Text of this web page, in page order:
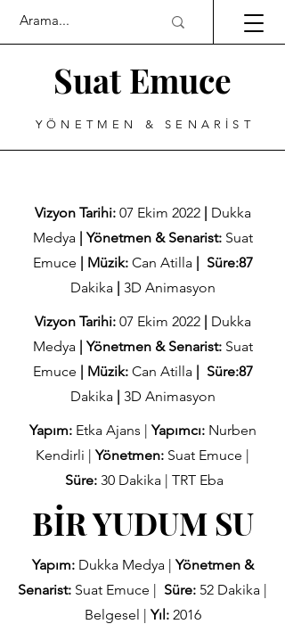
Suat Emuce
YÖNETMEN & SENARİST
Vizyon Tarihi: 07 Ekim 2022| Dukka
Medya| Yönetmen & Senarist: Suat
Emuce | Müzik: Can Atilla| Süre:87
Dakika| 3D Animasyon
Vizyon Tarihi: 07 Ekim 2022| Dukka
Medya| Yönetmen & Senarist: Suat
Emuce | Müzik: Can Atilla| Süre:87
Dakika| 3D Animasyon
Yapım: Etka Ajans |Yapımcı: Nurben
Kendirli |Yönetmen: Suat Emuce |
Süre: 30 Dakika | TRT Eba
BİR YUDUM SU
Yapım: Dukka Medya|Yönetmen &
Senarist: Suat Emuce | Süre: 52 Dakika |
Belgesel |Yıl: 2016